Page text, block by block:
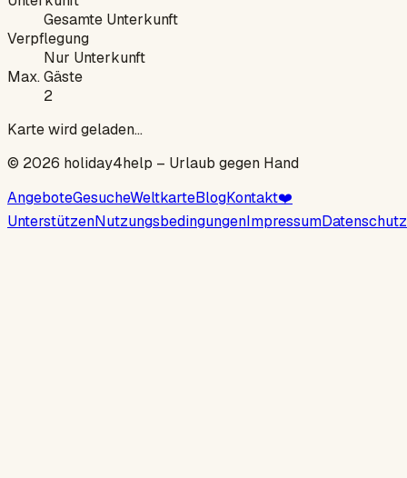
Gesamte Unterkunft
Verpflegung
Nur Unterkunft
Max. Gäste
2
Karte wird geladen…
© 2026 holiday4help – Urlaub gegen Hand
AngeboteGesucheWeltkarteBlogKontakt❤️
UnterstützenNutzungsbedingungenImpressumDatenschutz